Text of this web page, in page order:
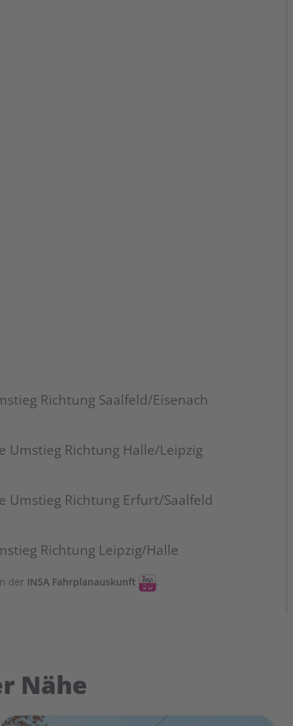
Richtung Saalfeld/Eisenach
Umstieg Richtung Halle/Leipzig
Umstieg Richtung Erfurt/Saalfeld
Richtung Leipzig/Halle
der INSA Fahrplanauskunft .
Nähe